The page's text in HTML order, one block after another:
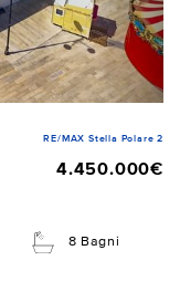
RE/MAX Stella Polare 2
4.450.000€
8 Bagni